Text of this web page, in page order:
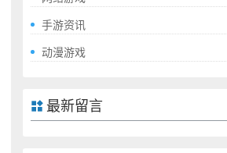
手游资讯
动漫游戏
最新留言